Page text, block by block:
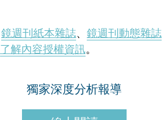
鏡週刊紙本雜誌、 鏡週刊動態雜誌
了解內容授權資訊。
獨家深度分析報導